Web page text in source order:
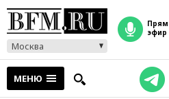
Москва
прямой
эфир
МЕНЮ